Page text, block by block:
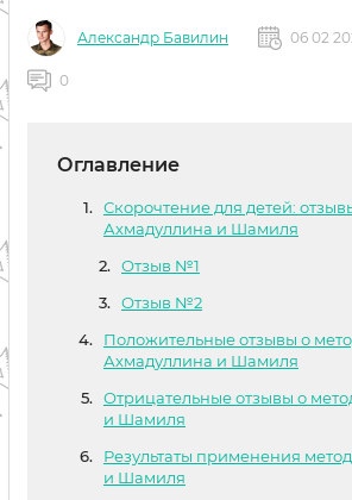
Александр Бавилин 06 02
0
Оглавление
Скорочтение для детей:
Ахмадуллина и Шамиля
Отзыв №1
Отзыв №2
Положительные отзывы о
Ахмадуллина и Шамиля
Отрицательные отзывы о
и Шамиля
Результаты применения
и Шамиля